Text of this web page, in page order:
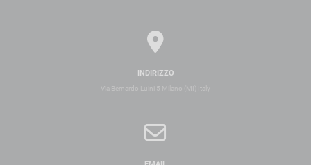
INDIRIZZO
Via Bernardo Luini 5 Milano (MI) Italy